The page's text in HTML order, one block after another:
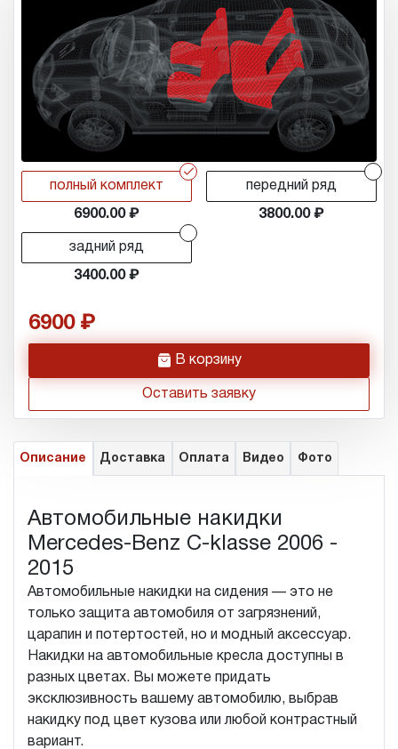
r
полный комплект
6900.00
передний ряд
3800.00
задний ряд
3400.00
6900
h В корзину
Оставить заявку
Описание Доставка Оплата Видео Фото
Автомобильные накидки
Mercedes-Benz C-klasse 2006 -
2015
Автомобильные накидки на сидения — это не
только защита автомобиля от загрязнений,
царапин и потертостей, но и модный аксессуар.
Накидки на автомобильные кресла доступны в
разных цветах. Вы можете придать
эксклюзивность вашему автомобилю, выбрав
накидку под цвет кузова или любой контрастный
вариант.